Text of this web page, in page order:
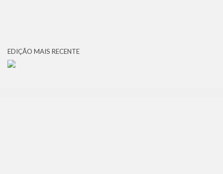
EDIÇÃO MAIS RECENTE